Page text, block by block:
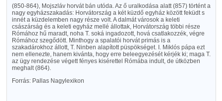
(850-864), Mojszláv horvát bán utóda. Az ő uralkodása alatt (857) történt a
nagy egyházszakadás: Horvátország a két küzdő egyház között feküdt s
innét a küzdelemben nagy része volt. A dalmát városok a keleti
császárság és a keleti egyház mellé állottak, Horvátország többi része
Rómához hű maradt, noha T. soká ingadozott, hová csatlakozzék, végre
Rómához szegődött. Minthogy a spalatói horvát primás is a
szakadárokhoz állott, T. Ninben alapított püspökséget. I. Miklós pápa ezt
nem ellenezte, hanem kivánta, hogy erre beleegyezését kérjék ki; maga T.
az ügy rendezése végett fényes kisérettel Rómába indult, de útközben
meghalt (864).
Forrás: Pallas Nagylexikon